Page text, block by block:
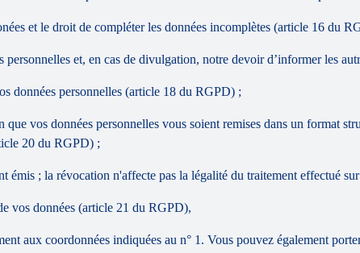
et le droit de compléter les données incomplètes (article 16 du
personnelles et, en cas de divulgation, notre devoir d’informer les
données personnelles (article 18 du RGPD) ;
vos données personnelles vous soient remises dans un format
20 du RGPD) ;
émis ; la révocation n'affecte pas la légalité du traitement effectué
vos données (article 21 du RGPD),
aux coordonnées indiquées au n° 1. Vous pouvez également